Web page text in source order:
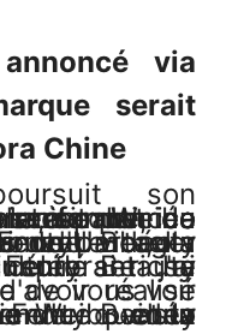
via
serait
Chine
Fenty Beauty débarquera officiellement.